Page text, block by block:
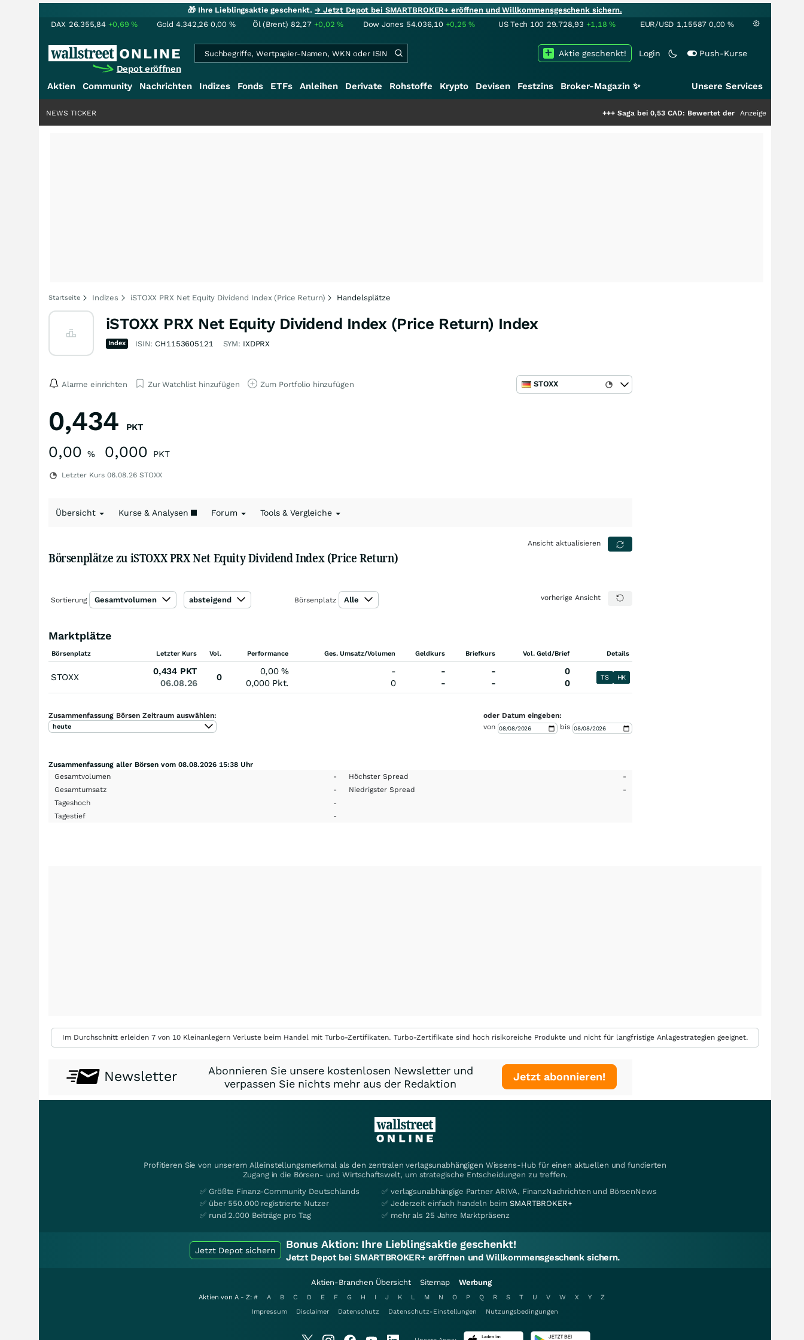
🎁 Ihre Lieblingsaktie geschenkt.→ Jetzt Depot bei SMARTBROKER+ eröffnen und Willkommensgeschenk sichern.
DAX 26.355,84 +0,69% Gold 4.342,26 0,00 % Öl (Brent) 82,27 +0,02% Dow Jones 54.036,10 +0,25% US Tech 100 29.728,93 +1,18% EUR/USD 1,15587 0,00 %
Depot eröffnen
Login Push-Kurse
Aktie geschenkt!
Aktien Community Nachrichten Indizes Fonds ETFs Anleihen Derivate Rohstoffe Krypto Devisen Festzins Broker-Magazin ✨ Unsere Services
Saga bei 0,53 CAD: Bewertet der Markt noch immer nur
Anzeige
NEWS TICKER
Startseite Indizes iSTOXX PRX Net Equity Dividend Index (Price Return) Handelsplätze
iSTOXX PRX Net Equity Dividend Index (Price Return) Index
Index ISIN: CH1153605121 SYM: IXDPRX
Alarme einrichten Zur Watchlist hinzufügen Zum Portfolio hinzufügen STOXX
0,434 PKT
0,00 % 0,000 PKT
Letzter Kurs 06.08.26 STOXX
Übersicht Kurse & Analysen Forum Tools & Vergleiche
Börsenplätze zu iSTOXX PRX Net Equity Dividend Index (Price Return)
Ansicht aktualisieren
Sortierung Gesamtvolumen absteigend Börsenplatz Alle vorherige Ansicht
Marktplätze
Börsenplatz Letzter Kurs Vol. Performance Ges. Umsatz/Volumen Geldkurs Briefkurs Vol. Geld/Brief Details
STOXX
0,434 PKT
06.08.26
0
0,00%
0,000 Pkt.
-
0
-
-
-
-
0
0
TS HK
Zusammenfassung Börsen Zeitraum auswählen:
heute
oder Datum eingeben:
von
bis
Zusammenfassung aller Börsen vom 08.08.2026 15:38 Uhr
Gesamtvolumen
- Höchster Spread
-
Gesamtumsatz
- Niedrigster Spread
-
Tageshoch
-
Tagestief
-
Im Durchschnitt erleiden 7 von 10 Kleinanlegern Verluste beim Handel mit Turbo-Zertifikaten. Turbo-Zertifikate sind hoch risikoreiche Produkte und nicht für langfristige Anlagestrategien geeignet.
Newsletter
Abonnieren Sie unsere kostenlosen Newsletter und
verpassen Sie nichts mehr aus der Redaktion
Jetzt abonnieren!
Profitieren Sie von unserem Alleinstellungsmerkmal als den zentralen verlagsunabhängigen Wissens-Hub für einen aktuellen und fundierten
Zugang in die Börsen- und Wirtschaftswelt, um strategische Entscheidungen zu treffen.
✅ Größte Finanz-Community Deutschlands
✅ über 550.000 registrierte Nutzer
✅ rund 2.000 Beiträge pro Tag
✅ verlagsunabhängige Partner ARIVA, FinanzNachrichten und BörsenNews
✅ Jederzeit einfach handeln beimSMARTBROKER+
✅ mehr als 25 Jahre Marktpräsenz
Jetzt Depot sichern Bonus Aktion: Ihre Lieblingsaktie geschenkt!
Jetzt Depot bei SMARTBROKER+ eröffnen und Willkommensgeschenk sichern.
Aktien-Branchen Übersicht Sitemap Werbung
Aktien von A - Z: # A B C D E F G H I J K L M N O P Q R S T U V W X Y
Z
Impressum
Disclaimer Datenschutz Datenschutz-Einstellungen Nutzungsbedingungen